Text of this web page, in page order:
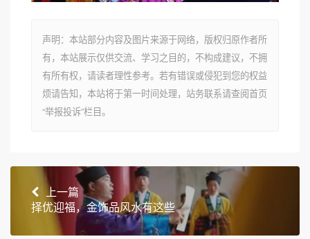
声明：本站部分内容及图片来源于网络，版权归原作者所
有，本站展示仅供交流、学习之目的，不构成建议，不拥
有所有权，请读者理性参考。若有错误或侵犯到您的权益
烦请告知，本站将于第一时间处理，站务联系请查阅首页
“举报投诉”栏目。
上一篇
择优迎福，金饰品风水有这些